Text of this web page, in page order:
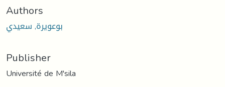
Authors
بوعويرة, سعيدي
Publisher
Université de M'sila